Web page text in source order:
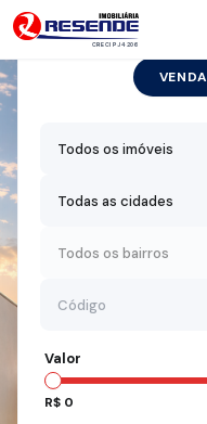
CRECI PJ 4206
VENDA
Todos os imóveis
Todas as cidades
Todos os bairros
Valor
R$ 0